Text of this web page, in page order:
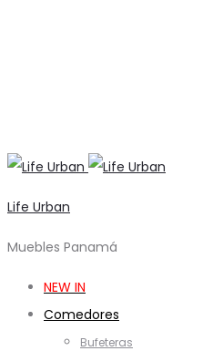
Life Urban
Muebles Panamá
NEW IN
Comedores
Bufeteras